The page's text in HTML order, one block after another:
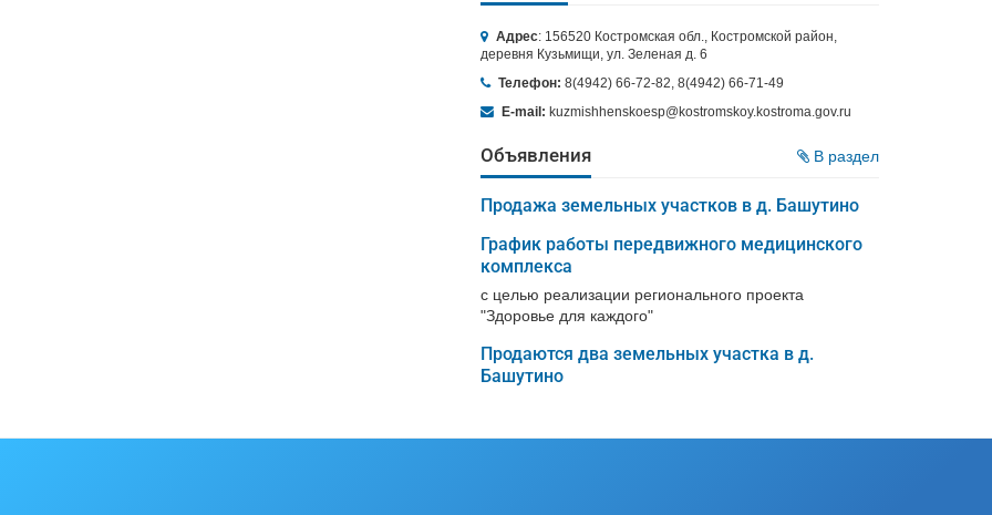
Адрес: 156520 Костромская обл., Костромской район,
деревня Кузьмищи, ул. Зеленая д. 6
Телефон: 8(4942) 66-72-82, 8(4942) 66-71-49
E-mail: kuzmishhenskoesp@kostromskoy.kostroma.gov.ru
Объявления В раздел
Продажа земельных участков в д. Башутино
График работы передвижного медицинского
комплекса
с целью реализации регионального проекта
"Здоровье для каждого"
Продаются два земельных участка в д.
Башутино